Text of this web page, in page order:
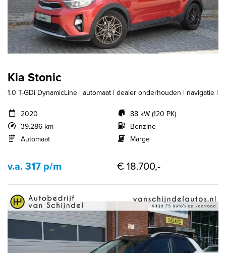
Kia Stonic
1.0 T-GDi DynamicLine | automaat | dealer onderhouden | navigatie |
2020
39.286 km
Automaat
88 kW (120 PK)
Benzine
Marge
v.a. 317 p/m € 18.700,-